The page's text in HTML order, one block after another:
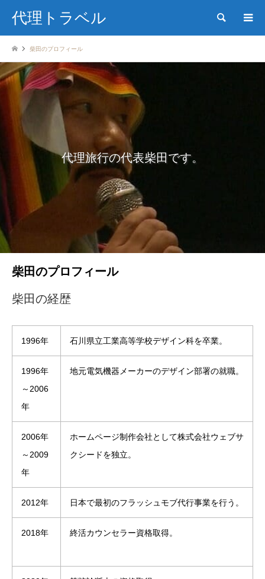
代理トラベル 検索
柴田のプロフィール
代理旅行の代表柴田です。
柴田のプロフィール
柴田の経歴
1996年 石川県立工業高等学校デザイン科を卒業。
1996年
～2006
年
地元電気機器メーカーのデザイン部署の就職。
2006年
～2009
年
ホームページ制作会社として株式会社ウェブサ
クシードを独立。
2012年 日本で最初のフラッシュモブ代行事業を行う。
2018年 終活カウンセラー資格取得。